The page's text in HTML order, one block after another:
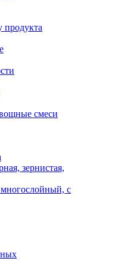
продукта
смеси
зернистая,
с